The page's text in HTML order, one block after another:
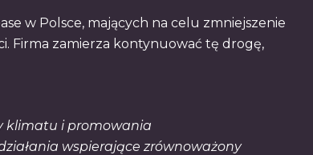
w Polsce, mających na celu zmniejszenie
Firma zamierza kontynuować tę drogę,
klimatu i promowania
wspierające zrównoważony